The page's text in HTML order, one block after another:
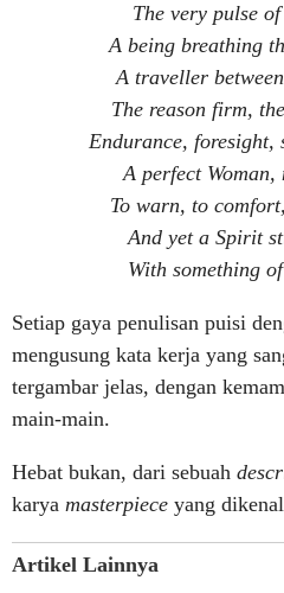
The very pulse
A being breathing
A traveller
The reason firm,
Endurance, foresight,
A perfect Woman,
To warn, to
And yet a Spirit
With something
Setiap gaya penulisan puisi
mengusung kata kerja yang
tergambar jelas, dengan
main-main.
Hebat bukan, dari sebuah
karya masterpiece yang
Artikel Lainnya